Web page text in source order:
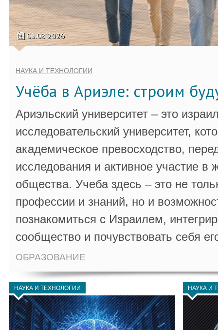
05.08.2026
НАУКА И ТЕХНОЛОГИИ
Учёба в Ариэле: строим
Ариэльский университет – это
исследовательский университет,
академическое превосходство,
исследования и активное участие в
общества. Учеба здесь – это не
профессии и знаний, но и
познакомиться с Израилем,
сообщество и почувствовать себя
ОБРАЗОВАНИЕ
НАУКА И ТЕХНОЛОГИИ НАУКА И